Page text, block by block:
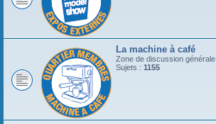
La machine à café
Zone de discussion générale.
Sujets : 1155